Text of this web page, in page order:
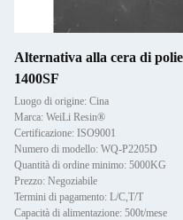
Alternativa alla cera di
1400SF
Luogo di origine: Cina
Marca: WeiLi Resin®
Certificazione: ISO9001
Numero di modello: WQ-P2205D
Quantità di ordine minimo: 5000KG
Prezzo: Negoziabile
Termini di pagamento: L/C,T/T
Capacità di alimentazione: 500t/mese